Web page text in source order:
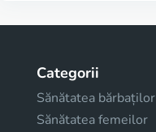
Categorii
Sănătatea bărbaților
Sănătatea femeilor